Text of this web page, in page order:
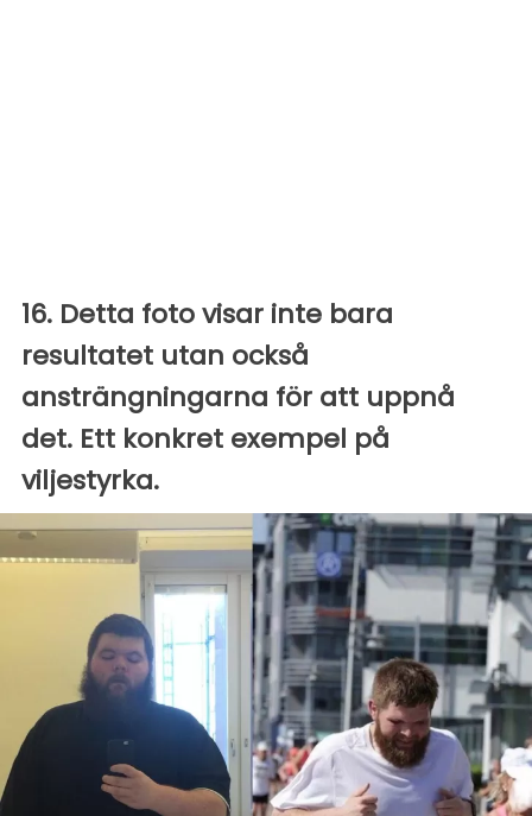
16. Detta foto visar inte bara
resultatet utan också
ansträngningarna för att uppnå
det. Ett konkret exempel på
viljestyrka.